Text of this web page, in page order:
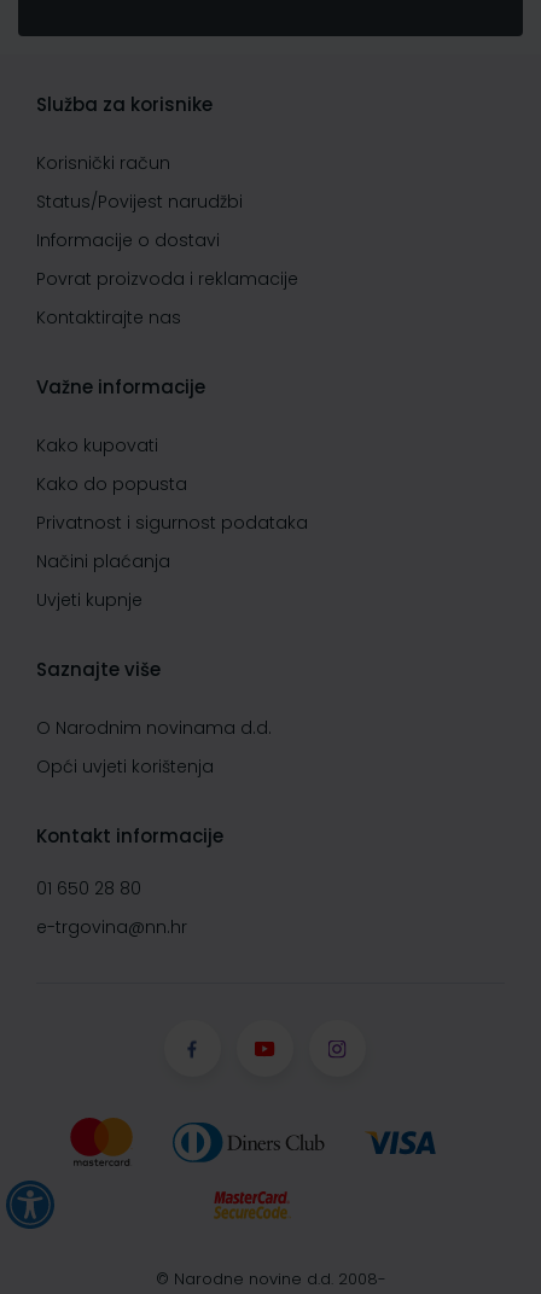
Služba za korisnike
Korisnički račun
Status/Povijest narudžbi
Informacije o dostavi
Povrat proizvoda i reklamacije
Kontaktirajte nas
Važne informacije
Kako kupovati
Kako do popusta
Privatnost i sigurnost podataka
Načini plaćanja
Uvjeti kupnje
Saznajte više
O Narodnim novinama d.d.
Opći uvjeti korištenja
Kontakt informacije
01 650 28 80
e-trgovina@nn.hr
© Narodne novine d.d. 2008-